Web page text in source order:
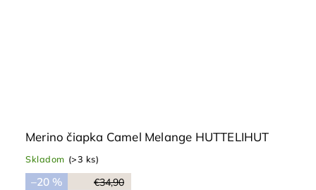
Merino čiapka Camel Melange HUTTELIHUT
Skladom (>3 ks)
€34,90
–20 %